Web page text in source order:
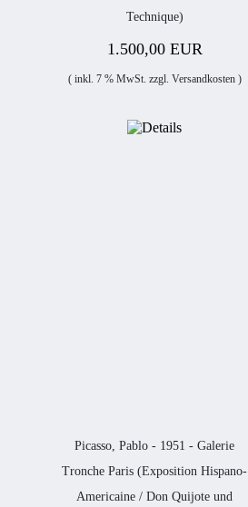
Technique)
1.500,00 EUR
( inkl. 7 % MwSt. zzgl. Versandkosten)
Picasso, Pablo - 1951 - Galerie
Tronche Paris (Exposition Hispano-
Americaine / Don Quijote und